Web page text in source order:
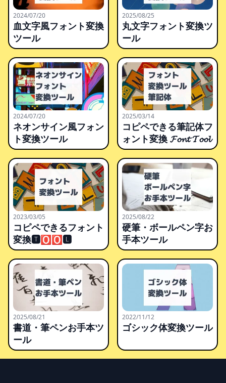
2024/07/20
血文字風フォント変換
ツール
2025/08/25
丸文字フォント変換ツ
ール
2024/07/20
ネオンサイン風フォン
ト変換ツール
2025/03/14
コピペできる筆記体フ
ォント変換 𝓕𝓸𝓷𝓽 𝓣𝓸𝓸𝓵
2023/03/05
コピペできるフォント
変換🆃🅾🅾🅻
2025/08/22
硬筆・ボールペン字お
手本ツール
2025/08/21
書道・筆ペンお手本ツ
ール
2022/11/12
ゴシック体変換ツール